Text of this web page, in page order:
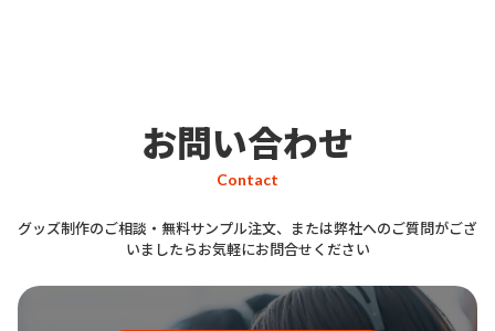
お問い合わせ
Contact
グッズ制作のご相談・無料サンプル注文、または弊社へのご質問がござ
いましたらお気軽にお問合せください